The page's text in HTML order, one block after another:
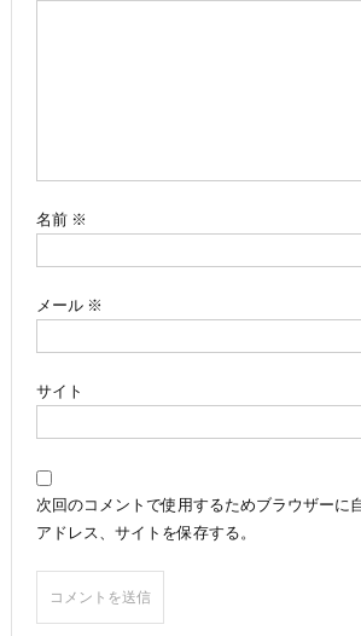
名前 ※
メール ※
サイト
次回のコメントで使用するためブラウザーに
アドレス、サイトを保存する。